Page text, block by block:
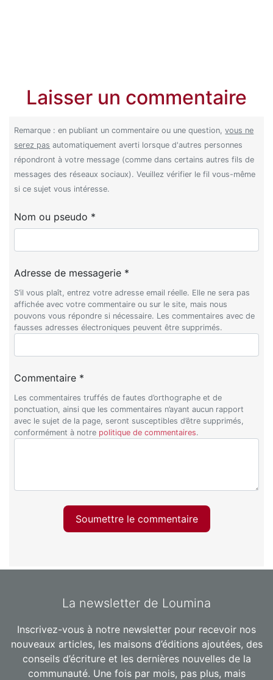
Laisser un commentaire
Remarque : en publiant un commentaire ou une question,vous ne
serez pas automatiquement averti lorsque d'autres personnes
répondront à votre message (comme dans certains autres fils de
messages des réseaux sociaux). Veuillez vérifier le fil vous-même
si ce sujet vous intéresse.
Nom ou pseudo *
Adresse de messagerie *
S’il vous plaît, entrez votre adresse email réelle. Elle ne sera pas
affichée avec votre commentaire ou sur le site, mais nous
pouvons vous répondre si nécessaire. Les commentaires avec de
fausses adresses électroniques peuvent être supprimés.
Commentaire *
Les commentaires truffés de fautes d’orthographe et de
ponctuation, ainsi que les commentaires n’ayant aucun rapport
avec le sujet de la page, seront susceptibles d’être supprimés,
conformément à notre politique de commentaires.
Soumettre le commentaire
La newsletter de Loumina
Inscrivez-vous à notre newsletter pour recevoir nos
nouveaux articles, les maisons d’éditions ajoutées, des
conseils d’écriture et les dernières nouvelles de la
communauté. Une fois par mois, pas plus, mais